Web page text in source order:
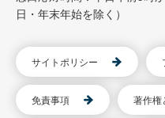
日・年末年始を除く）
サイトポリシー
免責事項 著作権